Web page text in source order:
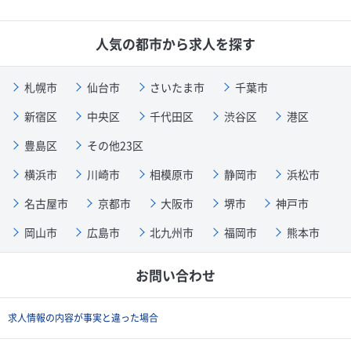
人気の都市から求人を探す
札幌市 仙台市 さいたま市
千葉市
新宿区
中央区 千代田区 渋谷区
港区
豊島区
その他23区
横浜市
川崎市 相模原市 静岡市
浜松市
名古屋市
京都市 大阪市 堺市
神戸市
岡山市
広島市 北九州市 福岡市 熊本市
お問い合わせ
求人情報の内容が事実と違った場合